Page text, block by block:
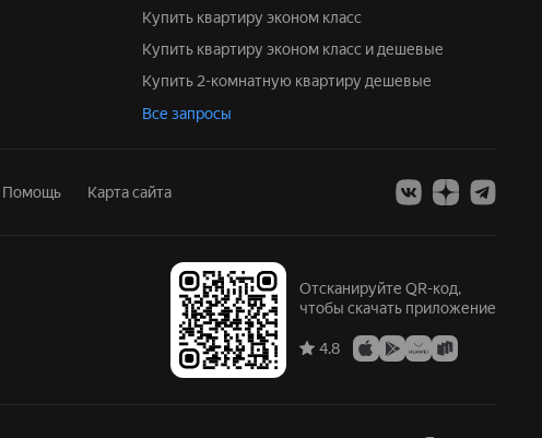
Купить квартиру эконом класс
Купить квартиру эконом класс и дешевые
Купить 2-комнатную квартиру дешевые
Все запросы
Помощь Карта сайта
Отсканируйте QR-код,
чтобы скачать приложение
4.8